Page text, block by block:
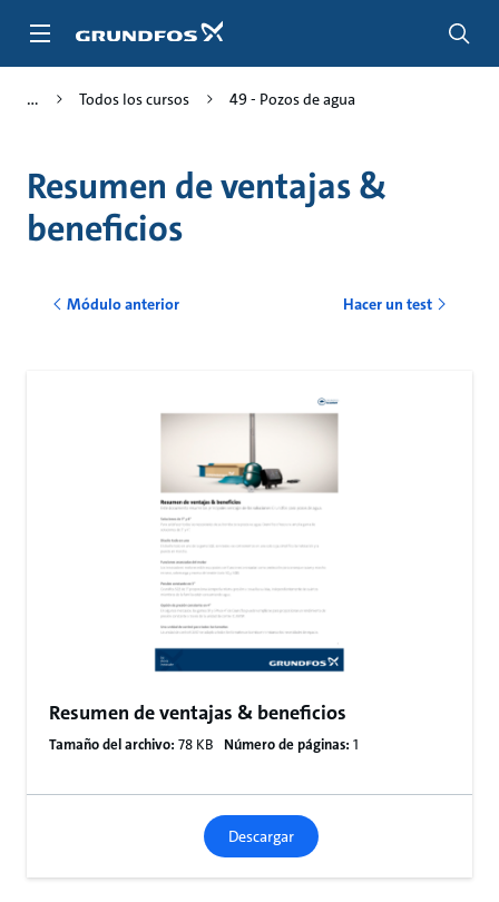
Todos los cursos 49 - Pozos de agua
Resumen de ventajas &
beneficios
Módulo anterior Hacer un test
Resumen de ventajas & beneficios
Tamaño del archivo: 78 KB Número de páginas: 1
Descargar